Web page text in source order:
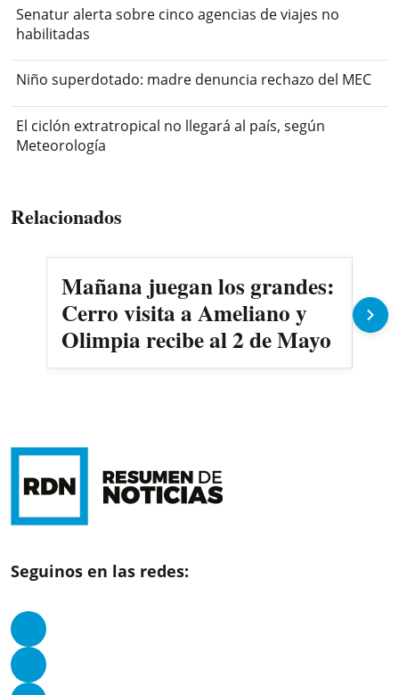
Senatur alerta sobre cinco agencias de viajes no
habilitadas
Niño superdotado: madre denuncia rechazo del MEC
El ciclón extratropical no llegará al país, según
Meteorología
Relacionados
Mañana juegan los grandes:
Cerro visita a Ameliano y
Olimpia recibe al 2 de Mayo
Seguinos en las redes: